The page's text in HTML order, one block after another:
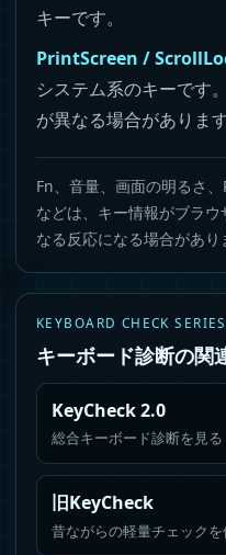
キーです。
PrintScreen /
システム系のキーです
が異なる場合があります
Fn、音量、画面の明るさ
などは、キー情報がブラ
なる反応になる場合があり
KEYBOARD CHECK SERIES
キーボード診断の関
KeyCheck 2.0
総合キーボード診断を見る
旧KeyCheck
昔ながらの軽量チェックを